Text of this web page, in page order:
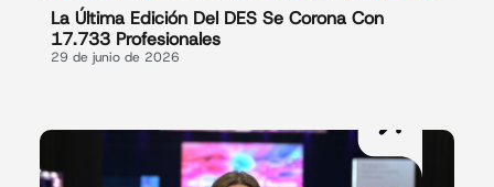
La Última Edición Del DES Se Corona Con
17.733 Profesionales
29 de junio de 2026